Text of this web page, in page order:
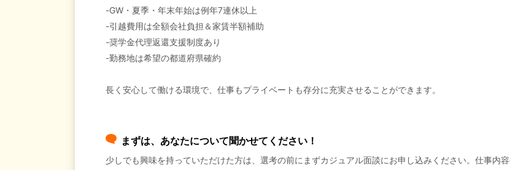
-GW・夏季・年末年始は例年7連休以上
-引越費用は全額会社負担＆家賃半額補助
-奨学金代理返還支援制度あり
-勤務地は希望の都道府県確約
長く安心して働ける環境で、仕事もプライベートも存分に充実させることができます。
まずは、あなたについて聞かせてください！
少しでも興味を持っていただけた方は、選考の前にまずカジュアル面談にお申し込みください。仕事内